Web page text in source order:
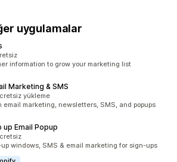
uygulamalar
information to grow your marketing list
Marketing & SMS
yükleme
email marketing, newsletters, SMS, and popups
up Email Popup
windows, SMS & email marketing for sign-ups